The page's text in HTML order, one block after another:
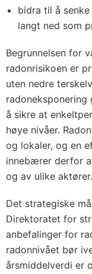
bidra til å
langt ned som
Begrunnelsen for
radonrisikoen er
uten nedre
å sikre at
høye nivåer.
og lokaler, og en
innebærer derfor
og av ulike aktører.
Det strategiske
Direktoratet for
anbefalinger for
radonnivået bør
årsmiddelverdi er